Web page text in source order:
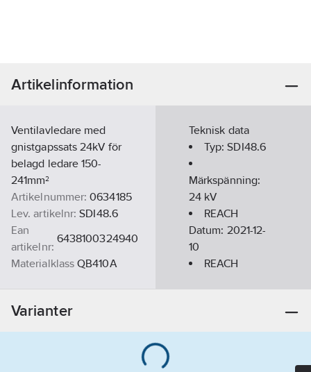
Artikelinformation
Ventilavledare med
gnistgapssats 24kV för
belagd ledare 150-
241mm²
Artikelnummer: 0634185
Lev. artikelnr: SDI48.6
Ean
artikelnr:
6438100324940
Materialklass QB410A
Teknisk data
Typ:SDI48.6
Märkspänning:
24 kV
REACH
Datum: 2021-12-
10
REACH
Varianter